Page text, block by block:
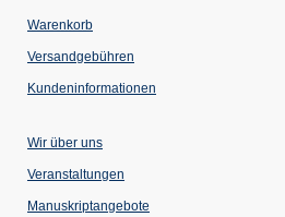
Warenkorb
Versandgebühren
Kundeninformationen
Wir über uns
Veranstaltungen
einem
Manuskriptangebote